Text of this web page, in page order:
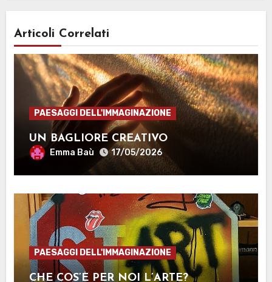
Articoli Correlati
PAESAGGI DELL'IMMAGINAZIONE
UN BAGLIORE CREATIVO
Emma Baù 17/05/2026
PAESAGGI DELL'IMMAGINAZIONE
CHE COS’È PER NOI L’ARTE?